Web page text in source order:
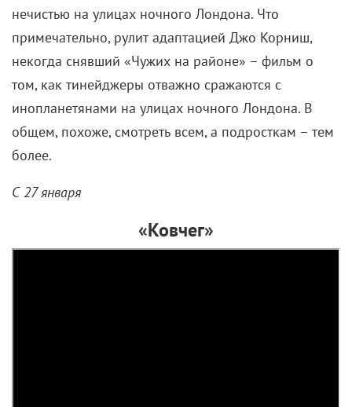
нечистью на улицах ночного Лондона. Что
примечательно, рулит адаптацией Джо Корниш,
некогда снявший «Чужих на районе» – фильм о
том, как тинейджеры отважно сражаются с
инопланетянами на улицах ночного Лондона. В
общем, похоже, смотреть всем, а подросткам – тем
более.
С 27 января
«Ковчег»